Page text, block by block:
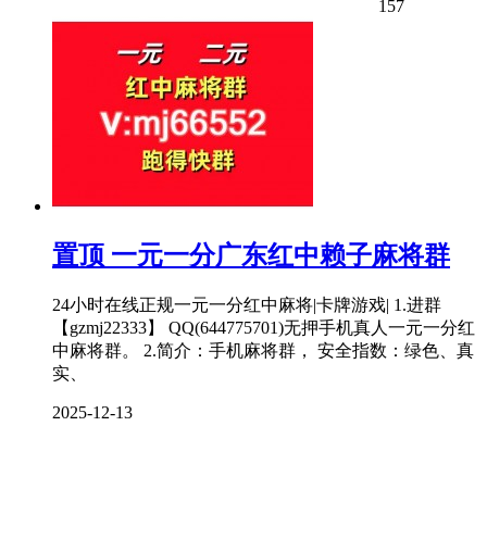
157
置顶 一元一分广东红中赖子麻将群
24小时在线正规一元一分红中麻将|卡牌游戏| 1.进群
【gzmj22333】 QQ(644775701)无押手机真人一元一分红
中麻将群。 2.简介：手机麻将群， 安全指数：绿色、真
实、
2025-12-13